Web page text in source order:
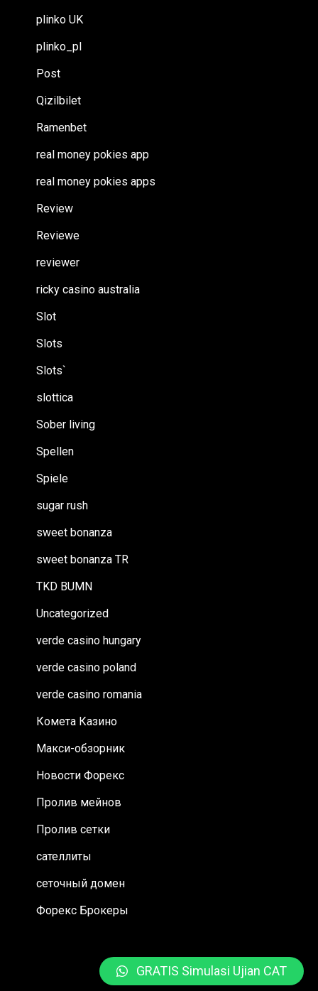
plinko UK
plinko_pl
Post
Qizilbilet
Ramenbet
real money pokies app
real money pokies apps
Review
Reviewe
reviewer
ricky casino australia
Slot
Slots
Slots`
slottica
Sober living
Spellen
Spiele
sugar rush
sweet bonanza
sweet bonanza TR
TKD BUMN
Uncategorized
verde casino hungary
verde casino poland
verde casino romania
Комета Казино
Макси-обзорник
Новости Форекс
Пролив мейнов
Пролив сетки
сателлиты
сеточный домен
Форекс Брокеры
GRATIS Simulasi Ujian CAT